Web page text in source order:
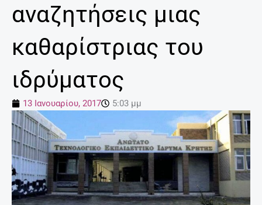
αναζητήσεις μιας
καθαρίστριας του
ιδρύματος
13 Ιανουαρίου, 2017 5:03 μμ